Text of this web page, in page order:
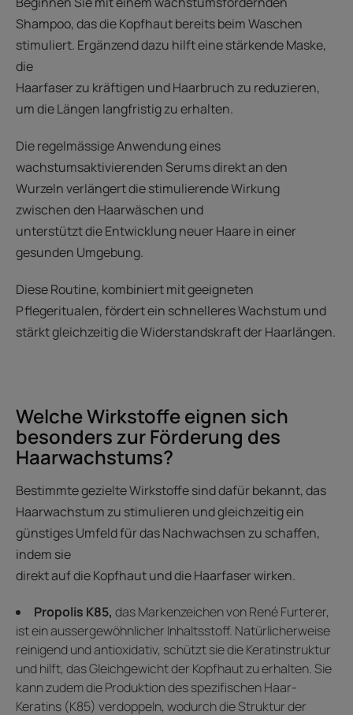
Shampoo, das die Kopfhaut bereits beim Waschen
stimuliert. Ergänzend dazu hilft eine stärkende Maske,
die
Haarfaser zu kräftigen und Haarbruch zu reduzieren,
um die Längen langfristig zu erhalten.
Die regelmässige Anwendung eines
wachstumsaktivierenden Serums direkt an den
Wurzeln verlängert die stimulierende Wirkung
zwischen den Haarwäschen und
unterstützt die Entwicklung neuer Haare in einer
gesunden Umgebung.
Diese Routine, kombiniert mit geeigneten
Pflegeritualen, fördert ein schnelleres Wachstum und
stärkt gleichzeitig die Widerstandskraft der Haarlängen.
Welche Wirkstoffe eignen sich
besonders zur Förderung des
Haarwachstums?
Bestimmte gezielte Wirkstoffe sind dafür bekannt, das
Haarwachstum zu stimulieren und gleichzeitig ein
günstiges Umfeld für das Nachwachsen zu schaffen,
indem sie
direkt auf die Kopfhaut und die Haarfaser wirken.
Propolis K85, das Markenzeichen von René Furterer,
ist ein aussergewöhnlicher Inhaltsstoff. Natürlicherweise
reinigend und antioxidativ, schützt sie die Keratinstruktur
und hilft, das Gleichgewicht der Kopfhaut zu erhalten. Sie
kann zudem die Produktion des spezifischen Haar-
Keratins (K85) verdoppeln, wodurch die Struktur der